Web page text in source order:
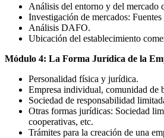
Análisis del entorno y del mercado
Investigación de mercados: Fuentes
Análisis DAFO.
Ubicación del establecimiento
Módulo 4: La Forma Jurídica de la
Personalidad física y jurídica.
Empresa individual, comunidad de
Sociedad de responsabilidad
Otras formas jurídicas: Sociedad
cooperativas, etc.
Trámites para la creación de una